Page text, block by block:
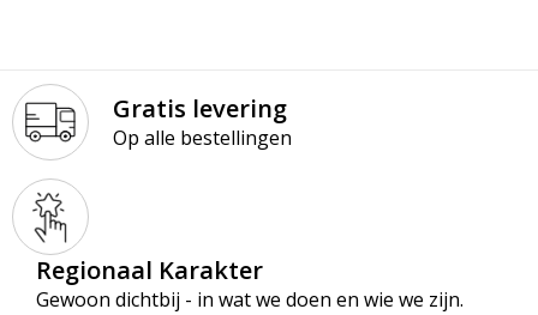
Gratis levering
Op alle bestellingen
Regionaal Karakter
Gewoon dichtbij - in wat we doen en wie we zijn.